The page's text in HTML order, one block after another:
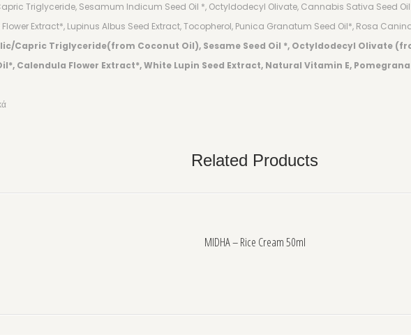
Triglyceride, Sesamum Indicum Seed Oil *, Octyldodecyl Olivate, Cannabis Sativa Seed
Extract*, Lupinus Albus Seed Extract, Tocopherol, Punica Granatum Seed Oil*, Rosa
Capric Triglyceride(from Coconut Oil), Sesame Seed Oil *, Octyldodecyl Olivate
Calendula Flower Extract*, White Lupin Seed Extract, Natural Vitamin E,
Related Products
MIDHA – Rice Cream 50ml